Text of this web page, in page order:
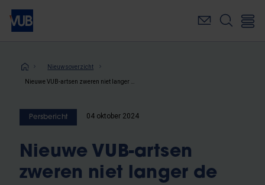
Overslaan
naar
inhoudKruimelpad
Nieuwsoverzicht
Persbericht 04 oktober 2024
Nieuwe VUB-artsen
zweren niet langer de